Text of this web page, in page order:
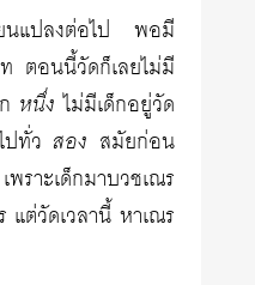
แปลงต่อไป พอมี
ตอนนี้วัดก็เลยไม่มี
หนึ่ง ไม่มีเด็กอยู่วัด
ปทั่วสอง สมัยก่อน
ราะเด็กมาบวชเณร
แต่วัดเวลานี้ หาเณร